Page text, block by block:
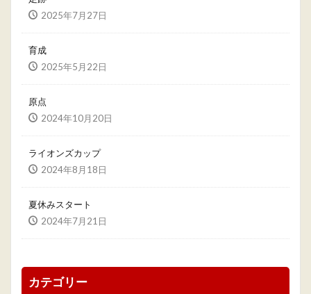
2025年7月27日
育成
2025年5月22日
原点
2024年10月20日
ライオンズカップ
2024年8月18日
夏休みスタート
2024年7月21日
カテゴリー